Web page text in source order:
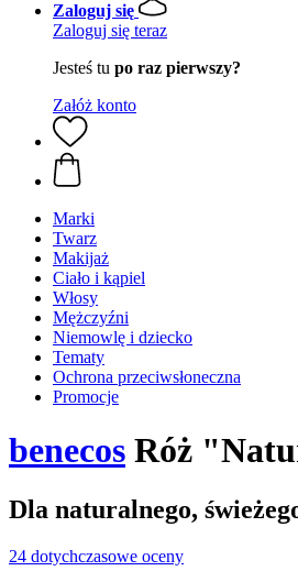
Zaloguj się
Zaloguj się teraz
Jesteś tu po raz pierwszy?
Załóż konto
Marki
Twarz
Makijaż
Ciało i kąpiel
Włosy
Mężczyźni
Niemowlę i dziecko
Tematy
Ochrona przeciwsłoneczna
Promocje
benecos Róż
Dla naturalnego,
24 dotychczasowe oceny